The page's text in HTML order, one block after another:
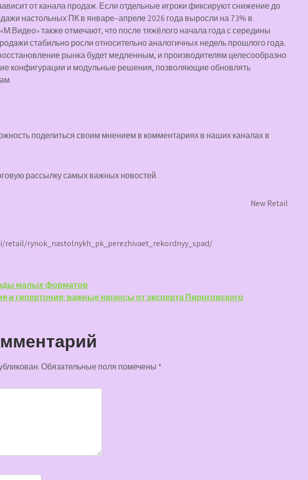
от канала продаж. Если отдельные игроки фиксируют снижение до
настольных ПК в январе–апреле 2026 года выросли на 73% в
также отмечают, что после тяжёлого начала года с середины
стабильно росли относительно аналогичных недель прошлого года.
рынка будет медленным, и производителям целесообразно
конфигурации и модульные решения, позволяющие обновлять
поделиться своим мнением в комментариях в наших каналах в
рассылку самых важных новостей.
New Retail
rynok_nastolnykh_pk_perezhivaet_rekordnyy_spad/
малых форматов
и гипертония: важные нюансы от эксперта Пироговского
Обязательные поля помечены *